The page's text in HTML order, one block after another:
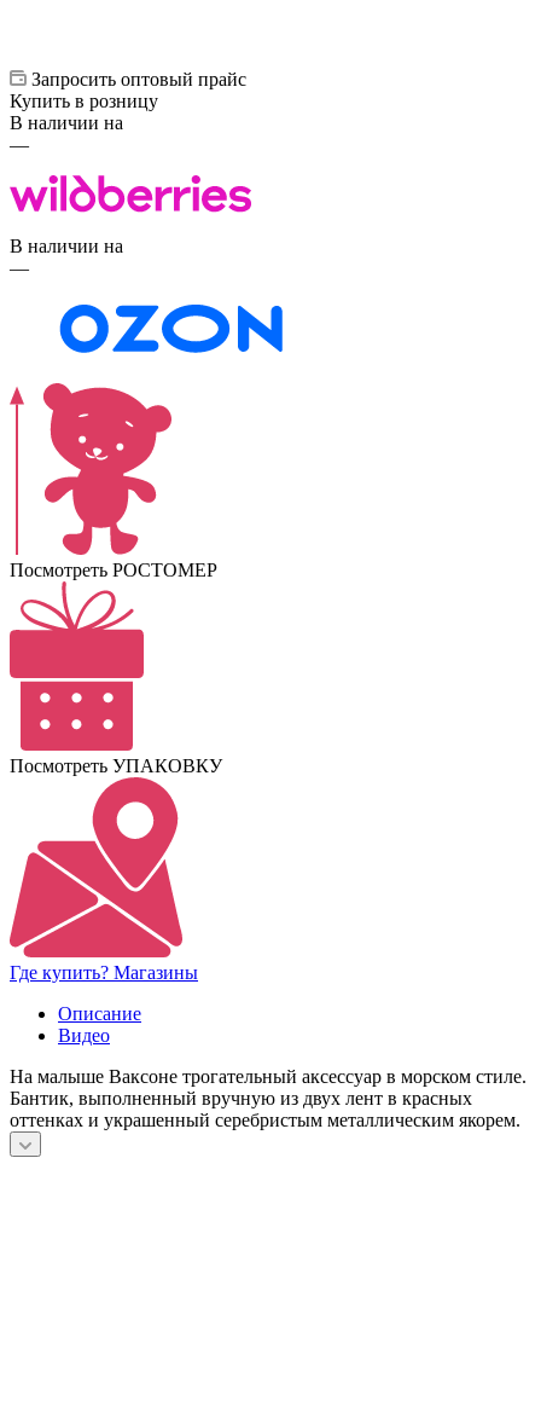
Запросить оптовый прайс
Купить в розницу
В наличии на
—
В наличии на
—
Посмотреть РОСТОМЕР
Посмотреть УПАКОВКУ
Где купить? Магазины
Описание
Видео
На малыше Ваксоне трогательный аксессуар в морском стиле.
Бантик, выполненный вручную из двух лент в красных
оттенках и украшенный серебристым металлическим якорем.